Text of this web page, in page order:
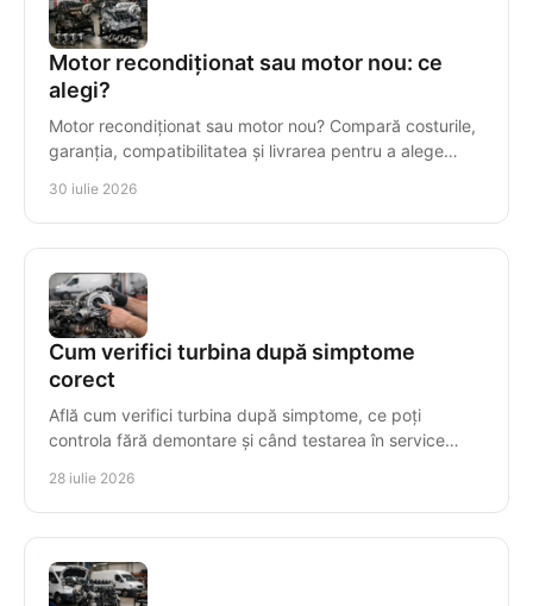
Motor recondiționat sau motor nou: ce
alegi?
Motor recondiționat sau motor nou? Compară costurile,
garanția, compatibilitatea și livrarea pentru a alege
30 iulie 2026
Cum verifici turbina după simptome
corect
Află cum verifici turbina după simptome, ce poți
controla fără demontare și când testarea în service
28 iulie 2026